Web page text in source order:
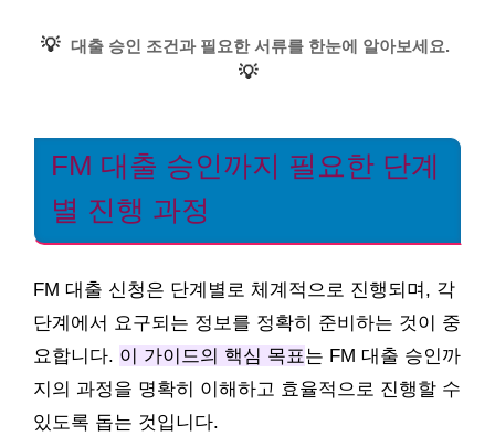
💡 대출 승인 조건과 필요한 서류를 한눈에 알아보세요.
💡
FM 대출 승인까지 필요한 단계
별 진행 과정
FM 대출 신청은 단계별로 체계적으로 진행되며, 각
단계에서 요구되는 정보를 정확히 준비하는 것이 중
요합니다. 이 가이드의 핵심 목표는 FM 대출 승인까
지의 과정을 명확히 이해하고 효율적으로 진행할 수
있도록 돕는 것입니다.